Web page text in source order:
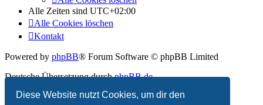
Diese Website nutzt Cookies, um dir den
Alle Zeiten sind UTC+02:00
Alle Cookies löschen
Kontakt
Powered by phpBB® Forum Software © phpBB Limited
Deutsche Übersetzung durchphpBB.de
Datenschutz |Nutzungsbedingungen